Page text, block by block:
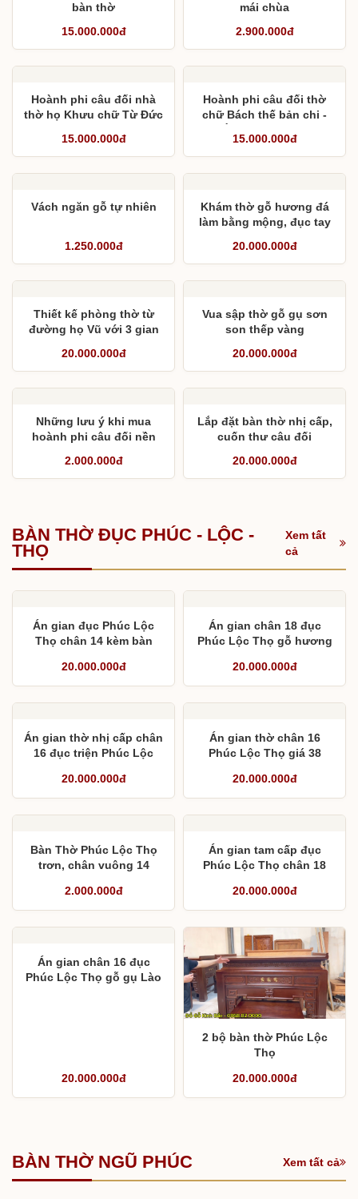
bàn thờ
15.000.000đ
mái chùa
2.900.000đ
Hoành phi câu đối nhà
thờ họ Khưu chữ Từ Đức
Thiệu Thuật
15.000.000đ
Hoành phi câu đối thờ
chữ Bách thế bản chi -
15.000.000đ
Vách ngăn gỗ tự nhiên
1.250.000đ
Khám thờ gỗ hương đá
làm bằng mộng, đục tay
20.000.000đ
Thiết kế phòng thờ từ
đường họ Vũ với 3 gian
20.000.000đ
Vua sập thờ gỗ gụ sơn
son thếp vàng
20.000.000đ
Những lưu ý khi mua
hoành phi câu đối nền
2.000.000đ
Lắp đặt bàn thờ nhị cấp,
cuốn thư câu đối
20.000.000đ
BÀN THỜ ĐỤC PHÚC - LỘC -
THỌ
Xem tất
cả
Án gian đục Phúc Lộc
Thọ chân 14 kèm bàn
20.000.000đ
Án gian chân 18 đục
Phúc Lộc Thọ gỗ hương
Vững
20.000.000đ
Án gian thờ nhị cấp chân
16 đục triện Phúc Lộc
đá
20.000.000đ
Án gian thờ chân 16
Phúc Lộc Thọ giá 38
và hoành phi
20.000.000đ
Bàn Thờ Phúc Lộc Thọ
trơn, chân vuông 14
2.000.000đ
Án gian tam cấp đục
Phúc Lộc Thọ chân 18
20.000.000đ
Án gian chân 16 đục
Phúc Lộc Thọ gỗ gụ Lào
20.000.000đ
2 bộ bàn thờ Phúc Lộc
Thọ
20.000.000đ
BÀN THỜ NGŨ PHÚC Xem tất cả